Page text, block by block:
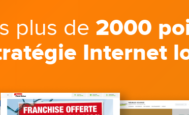
plus de 2000
Internet